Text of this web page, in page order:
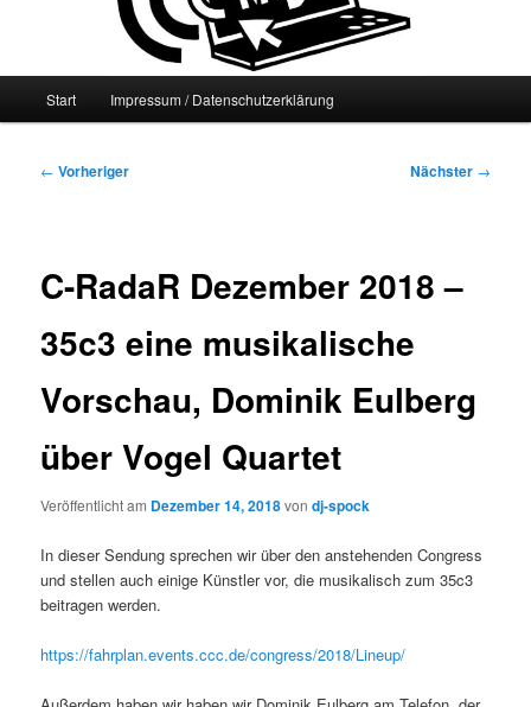
Start Impressum / Datenschutzerklärung
Beitragsnavigation
← Vorheriger Nächster →
C-RadaR Dezember 2018 –
35c3 eine musikalische
Vorschau, Dominik Eulberg
über Vogel Quartet
Veröffentlicht am Dezember 14, 2018vondj-spock
In dieser Sendung sprechen wir über den anstehenden Congress
und stellen auch einige Künstler vor, die musikalisch zum 35c3
beitragen werden.
https://fahrplan.events.ccc.de/congress/2018/Lineup/